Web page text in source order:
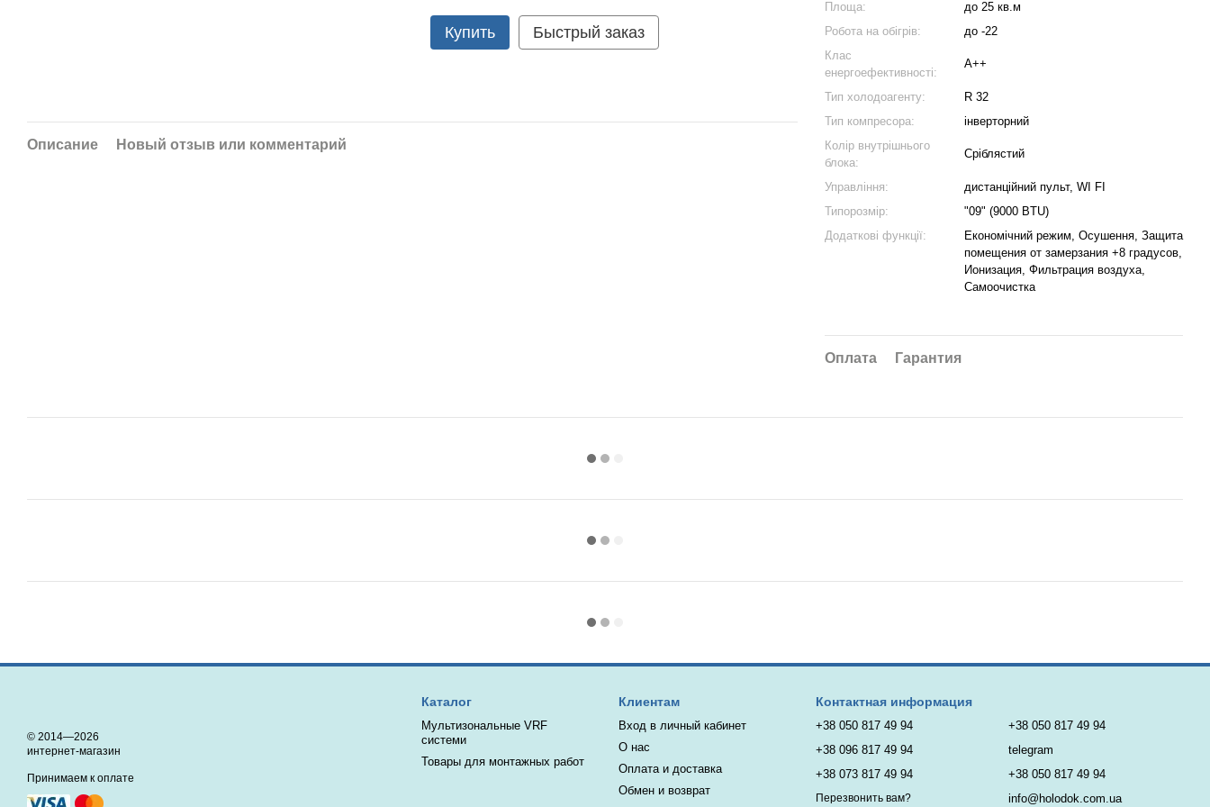
Купить Быстрый заказ
Площа:
до 25 кв.м
Робота на обігрів:
до -22
Клас
енергоефективності:
A++
Тип холодоагенту:
R 32
Тип компресора:
інверторний
Колір внутрішнього
блока:
Сріблястий
Управління:
дистанційний пульт, WI FI
Типорозмір:
"09" (9000 BTU)
Додаткові функції:
Економічний режим, Осушення, Защита
помещения от замерзания +8 градусов,
Ионизация, Фильтрация воздуха,
Самоочистка
Оплата Гарантия
Описание Новый отзыв или комментарий
© 2014—2026
интернет-магазин
Принимаем к оплате
Каталог
Мультизональные VRF
системи
Товары для монтажных работ
Клиентам
Вход в личный кабинет
О нас
Оплата и доставка
Обмен и возврат
Контактная информация
+38 050 817 49 94
+38 096 817 49 94
+38 073 817 49 94
Перезвонить вам?
+38 050 817 49 94
telegram
+38 050 817 49 94
info@holodok.com.ua